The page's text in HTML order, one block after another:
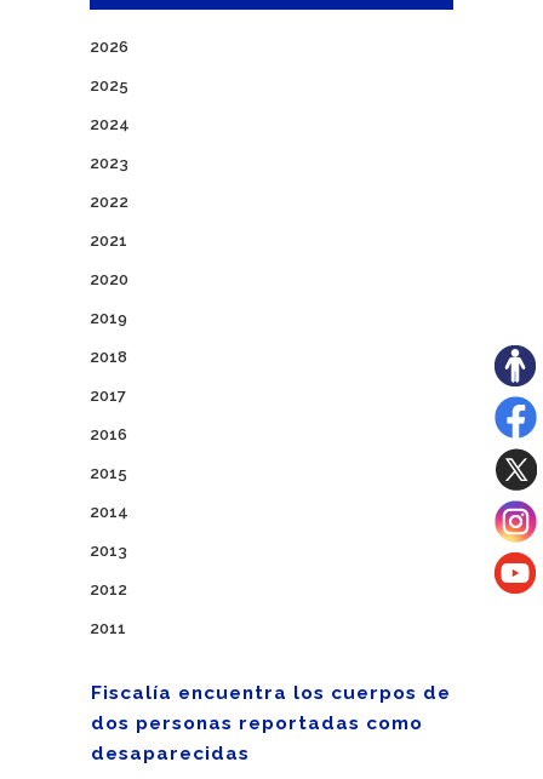
2026
2025
2024
2023
2022
2021
2020
2019
2018
2017
2016
2015
2014
2013
2012
2011
Fiscalía encuentra los cuerpos de
dos personas reportadas como
desaparecidas